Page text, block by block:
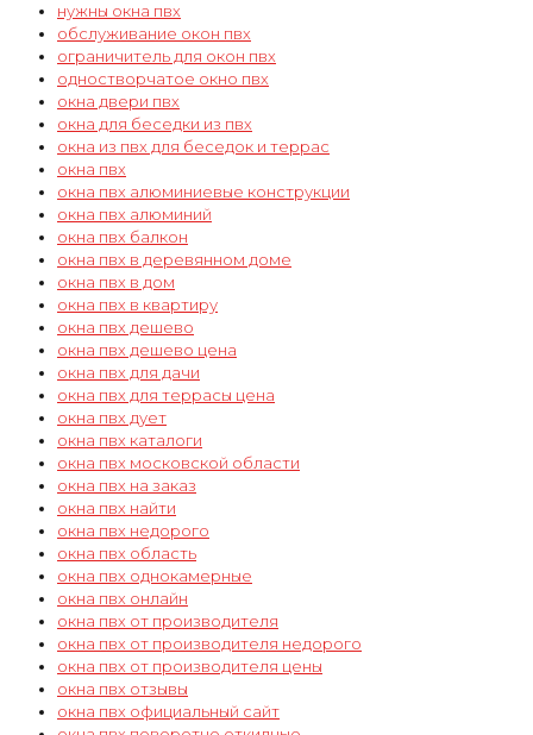
нужны окна пвх
обслуживание окон пвх
ограничитель для окон пвх
одностворчатое окно пвх
окна двери пвх
окна для беседки из пвх
окна из пвх для беседок и террас
окна пвх
окна пвх алюминиевые конструкции
окна пвх алюминий
окна пвх балкон
окна пвх в деревянном доме
окна пвх в дом
окна пвх в квартиру
окна пвх дешево
окна пвх дешево цена
окна пвх для дачи
окна пвх для террасы цена
окна пвх дует
окна пвх каталоги
окна пвх московской области
окна пвх на заказ
окна пвх найти
окна пвх недорого
окна пвх область
окна пвх однокамерные
окна пвх онлайн
окна пвх от производителя
окна пвх от производителя недорого
окна пвх от производителя цены
окна пвх отзывы
окна пвх официальный сайт